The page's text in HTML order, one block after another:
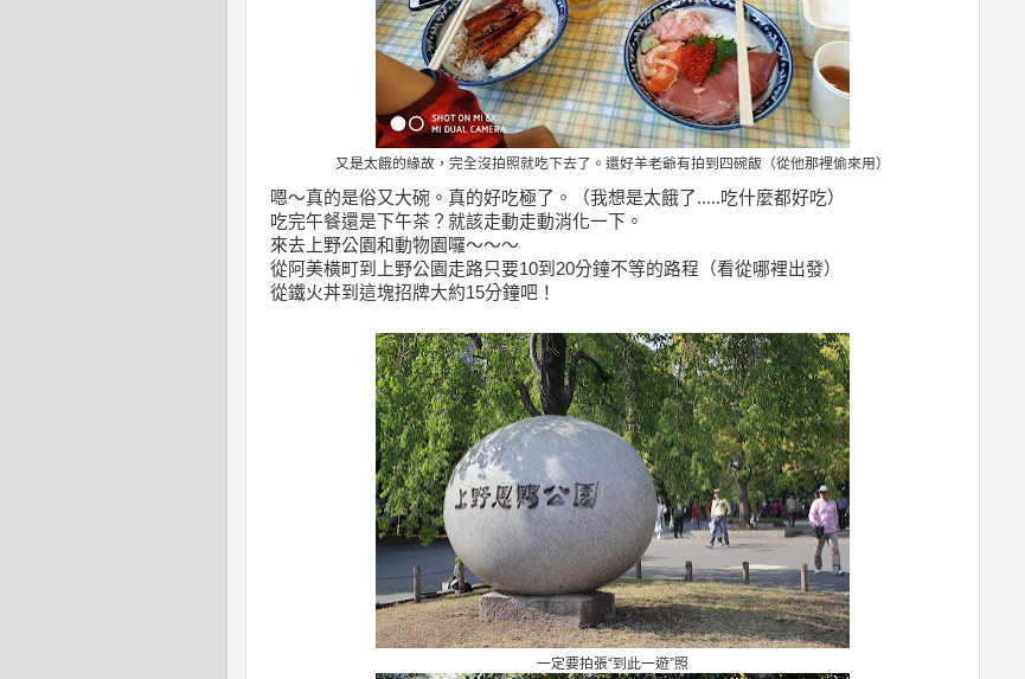
又是太餓的緣故，完全沒拍照就吃下去了。還好羊老爺有拍到四碗飯（從他那裡偷來用）
嗯～真的是俗又大碗。真的好吃極了。（我想是太餓了.....吃什麼都好吃）
吃完午餐還是下午茶？就該走動走動消化一下。
來去上野公園和動物園囉～～～
從阿美橫町到上野公園走路只要10到20分鐘不等的路程（看從哪裡出發）
從鐵火丼到這塊招牌大約15分鐘吧！
一定要拍張“到此一遊”照